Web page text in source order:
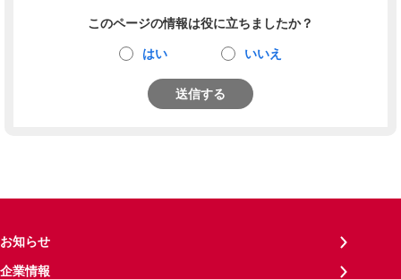
このページの情報は役に立ちましたか？
はい いいえ
送信する
お知らせ
企業情報